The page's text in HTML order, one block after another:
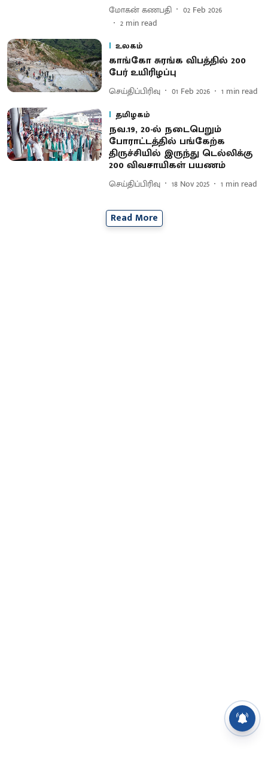
மோகன் கணபதி
02 Feb 2026
2 min read
உலகம்
காங்கோ சுரங்க விபத்தில் 200
பேர் உயிரிழப்பு
செய்திப்பிரிவு 01 Feb 2026 1 min read
தமிழகம்
நவ.19, 20-ல் நடைபெறும்
போராட்டத்தில் பங்கேற்க
திருச்சியில் இருந்து டெல்லிக்கு
200 விவசாயிகள் பயணம்
செய்திப்பிரிவு 18 Nov 2025 1 min read
Read More